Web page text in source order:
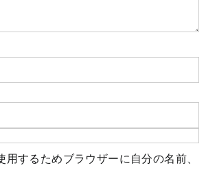
用するためブラウザーに自分の名前、